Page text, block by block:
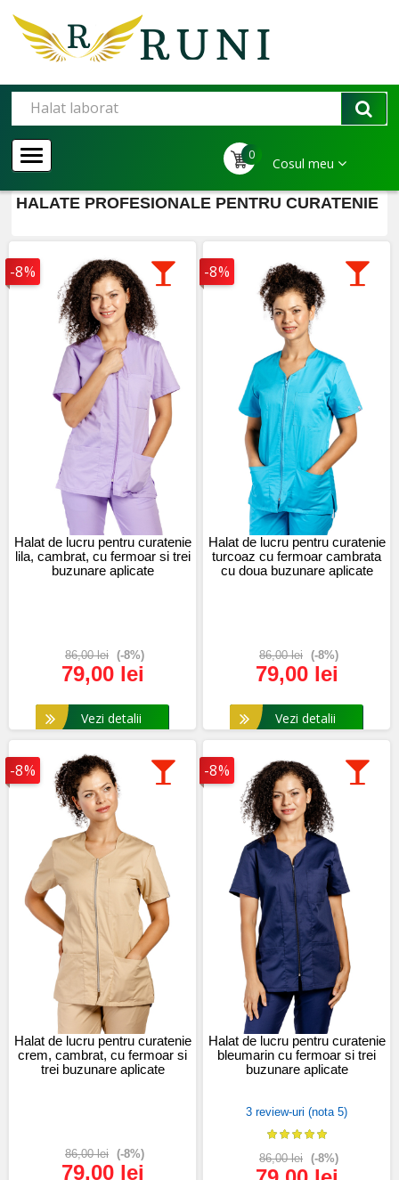
0
Cosul meu
HALATE PROFESIONALE PENTRU CURATENIE
-8%
Halat de lucru pentru curatenie
lila, cambrat, cu fermoar si trei
buzunare aplicate
86,00 lei (-8%)
79,00 lei
Vezi detalii
-8%
Halat de lucru pentru curatenie
turcoaz cu fermoar cambrata
cu doua buzunare aplicate
86,00 lei (-8%)
79,00 lei
Vezi detalii
-8%
Halat de lucru pentru curatenie
crem, cambrat, cu fermoar si
trei buzunare aplicate
86,00 lei (-8%)
79,00 lei
-8%
Halat de lucru pentru curatenie
bleumarin cu fermoar si trei
buzunare aplicate
3 review-uri (nota 5)
86,00 lei (-8%)